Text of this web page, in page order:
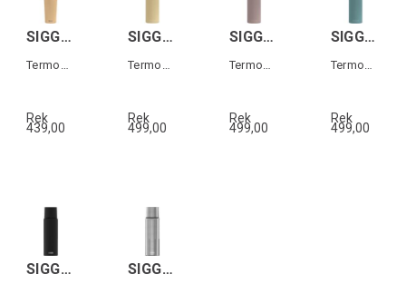
SIGG HELIA TRAVEL MUG Orange 0,6 L
Termos-mugg med sugrör
Rek
439,00
SIGG SHIELD THERM ONE Yellow 0,75L
Termos i rostfritt stål
Rek
499,00
SIGG SHIELD THERM ONE Dusk 0,75L
Termos i rostfritt stål
Rek
499,00
SIGG SHIELD THERM ONE Morning Blue 0,75L
Termos i rostfritt stål
Rek
499,00
SIGG GEMSTONE IBT Svart 1,1L SIGG GEMSTONE IBT Grå 1,1L